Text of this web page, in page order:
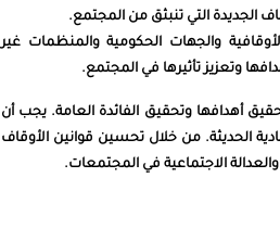
الجديدة التي تنبثق من المجتمع.
والجهات الحكومية والمنظمات غير
وتعزيز تأثيرها في المجتمع.
أهدافها وتحقيق الفائدة العامة. يجب أن
الحديثة. من خلال تحسين قوانين الأوقاف
الاجتماعية في المجتمعات.